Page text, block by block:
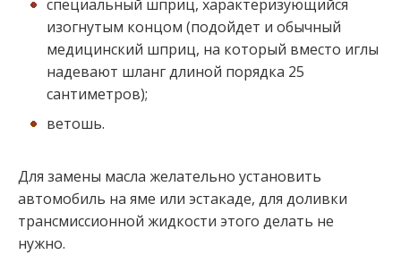
специальный шприц, характеризующийся
изогнутым концом (подойдет и обычный
медицинский шприц, на который вместо иглы
надевают шланг длиной порядка 25
сантиметров);
ветошь.
Для замены масла желательно установить
автомобиль на яме или эстакаде, для доливки
трансмиссионной жидкости этого делать не
нужно.